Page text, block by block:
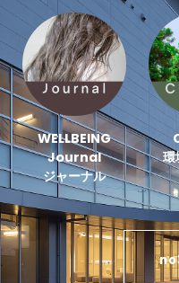
WELLBEING
Journal
ジャーナル
環